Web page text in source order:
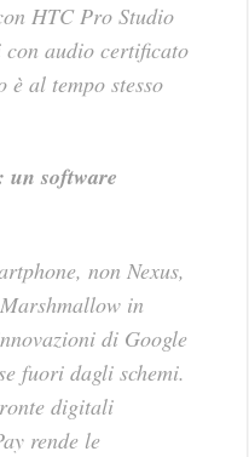
HTC Pro Studio
audio certificato
al tempo stesso
un software
non Nexus,
in
di Google
fuori dagli schemi.
digitali
rende le